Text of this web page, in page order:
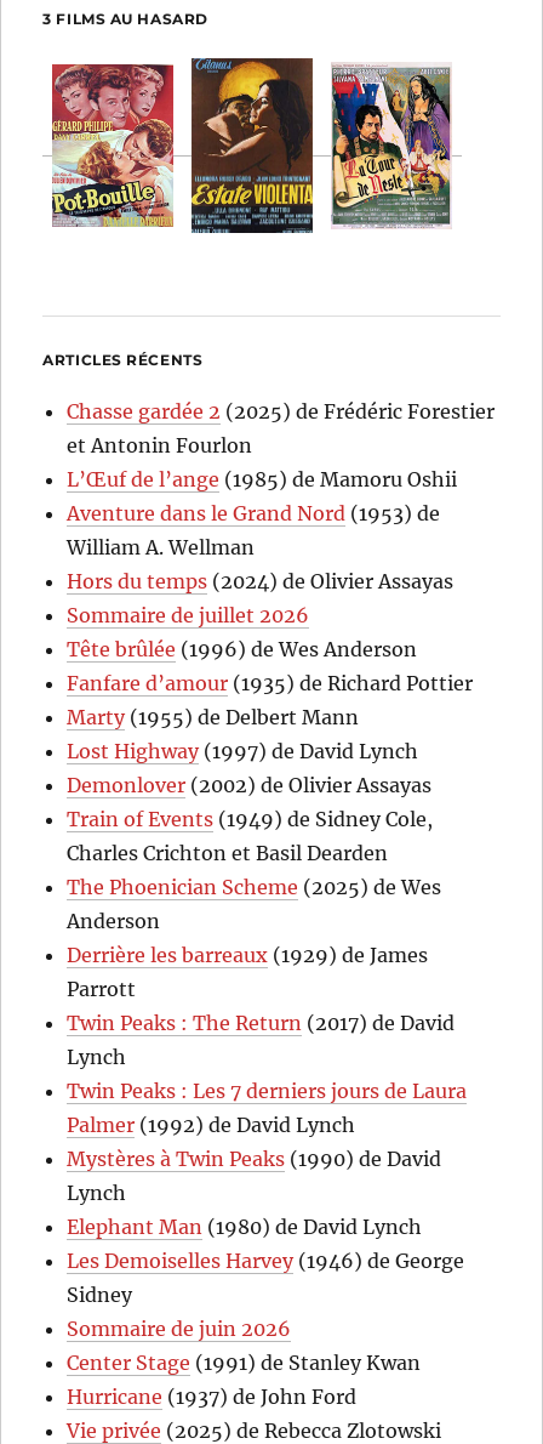
3 FILMS AU HASARD
ARTICLES RÉCENTS
Chasse gardée 2 (2025) de Frédéric Forestier
et Antonin Fourlon
L’Œuf de l’ange (1985) de Mamoru Oshii
Aventure dans le Grand Nord (1953) de
William A. Wellman
Hors du temps (2024) de Olivier Assayas
Sommaire de juillet 2026
Tête brûlée (1996) de Wes Anderson
Fanfare d’amour (1935) de Richard Pottier
Marty(1955) de Delbert Mann
Lost Highway(1997) de David Lynch
Demonlover (2002) de Olivier Assayas
Train of Events (1949) de Sidney Cole,
Charles Crichton et Basil Dearden
The Phoenician Scheme (2025) de Wes
Anderson
Derrière les barreaux (1929) de James
Parrott
Twin Peaks : The Return (2017) de David
Lynch
Twin Peaks : Les 7 derniers jours de Laura
Palmer (1992) de David Lynch
Mystères à Twin Peaks (1990) de David
Lynch
Elephant Man (1980) de David Lynch
Les Demoiselles Harvey(1946) de George
Sidney
Sommaire de juin 2026
Center Stage (1991) de Stanley Kwan
Hurricane (1937) de John Ford
Vie privée (2025) de Rebecca Zlotowski